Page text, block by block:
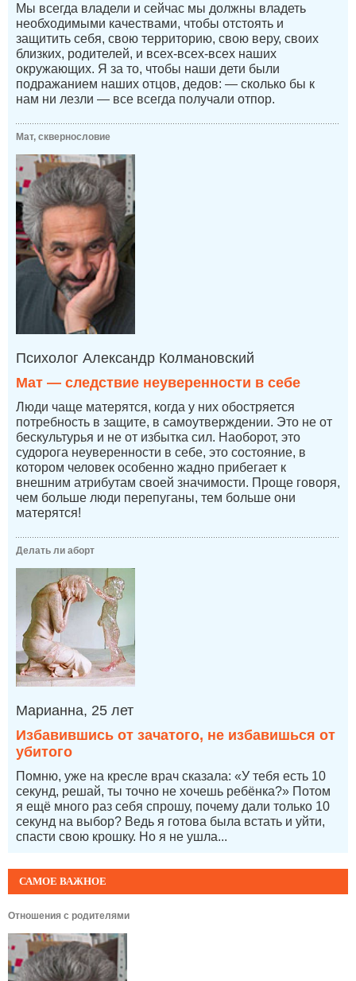
САМОЕ ВАЖНОЕ
Отношения с родителями
Мы всегда владели и сейчас мы должны владеть
необходимыми качествами, чтобы отстоять и
защитить себя, свою территорию, свою веру, своих
близких, родителей, и всех-всех-всех наших
окружающих. Я за то, чтобы наши дети были
подражанием наших отцов, дедов: — сколько бы к
нам ни лезли — все всегда получали отпор.
Мат, сквернословие
Психолог Александр Колмановский
Мат — следствие неуверенности в себе
Люди чаще матерятся, когда у них обостряется
потребность в защите, в самоутверждении. Это не от
бескультурья и не от избытка сил. Наоборот, это
судорога неуверенности в себе, это состояние, в
котором человек особенно жадно прибегает к
внешним атрибутам своей значимости. Проще говоря,
чем больше люди перепуганы, тем больше они
матерятся!
Делать ли аборт
Марианна, 25 лет
Избавившись от зачатого, не избавишься от
убитого
Помню, уже на кресле врач сказала: «У тебя есть 10
секунд, решай, ты точно не хочешь ребёнка?» Потом
я ещё много раз себя спрошу, почему дали только 10
секунд на выбор? Ведь я готова была встать и уйти,
спасти свою крошку. Но я не ушла...